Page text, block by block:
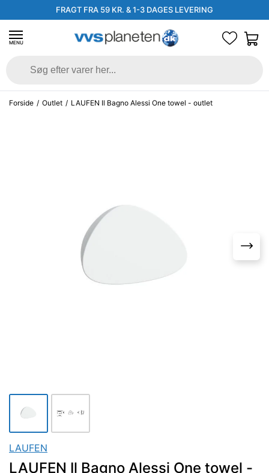
FRAGT FRA 59 KR. & 1-3 DAGES LEVERING
MENU
Forside / Outlet / LAUFEN Il Bagno Alessi One towel - outlet
LAUFEN
LAUFEN Il Bagno Alessi One towel -